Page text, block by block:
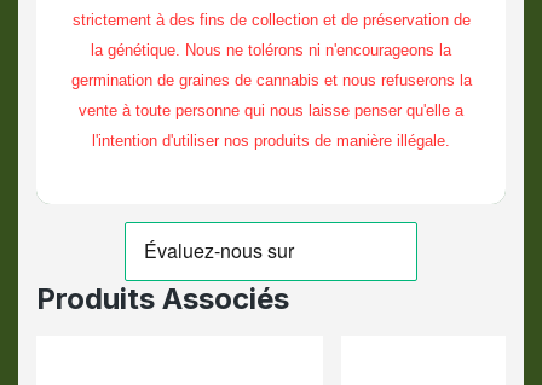
strictement à des fins de collection et de préservation de
la génétique. Nous ne tolérons ni n'encourageons la
germination de graines de cannabis et nous refuserons la
vente à toute personne qui nous laisse penser qu'elle a
l'intention d'utiliser nos produits de manière illégale.
Produits Associés